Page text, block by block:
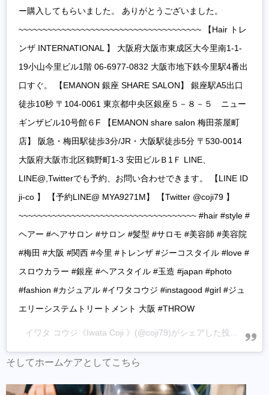
ー購入してもらいました。 ありがとうございました。
~~~~~~~~~~~~~~~~~~~~~~~~~~~~~~~~~~~~~~ 【Hair トレ
ンザ INTERNATIONAL 】 大阪府大阪市東成区大今里南1-1-
19小山今里ビル1階 06-6977-0832 大阪市地下鉄今里駅4番出
口すぐ。 【EMANON 銀座 SHARE SALON】 銀座駅A5出口
徒歩10秒 〒104-0061 東京都中央区銀座５－８－５ ニュー
ギンザビル10号館６F 【EMANON share salon 梅田茶屋町
店】 阪急・梅田駅徒歩3分/JR・大阪駅徒歩5分 〒530-0014
大阪府大阪市北区鶴野町1-3 安田ビルＢ1Ｆ LINE、
LINE@,Twitterでも予約、お問い合わせできます。 【LINE ID
ji-co 】 【予約LINE@ MYA9271M】 【Twitter @coji79 】
~~~~~~~~~~~~~~~~~~~~~~~~~~~~~~~~~~~~~ #hair #style #
ヘアー #ヘアサロン #サロン #髪型 #サロモ #美容師 #美容院
#梅田 #大阪 #関西 #今里 #トレンザ #ジーコスタイル #love #
スロウカラー #銀座 #ヘアスタイル #玉造 #japan #photo
#fashion #カジュアル #イワタコウジ #instagood #girl #ジュ
エリーシステムトリートメント 大阪 #THROW
イワタ コウジ《Iwata Coji 》 (@coji79)がシェアした投稿 – 2020
そしてホームケアとしてこちら